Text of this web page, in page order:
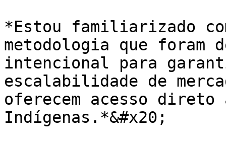
*Estou familiarizado
metodologia que foram
intencional para
escalabilidade de
oferecem acesso direto
Indígenas.*&#x20;